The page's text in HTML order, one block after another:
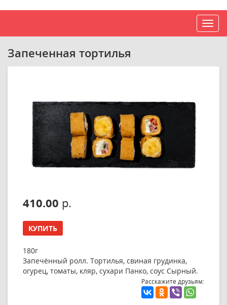
Запеченная тортилья
410.00 р.
КУПИТЬ
180г
Запечённый ролл. Тортилья, свиная грудинка,
огурец, томаты, кляр, сухари Панко, соус Сырный.
Расскажите друзьям: